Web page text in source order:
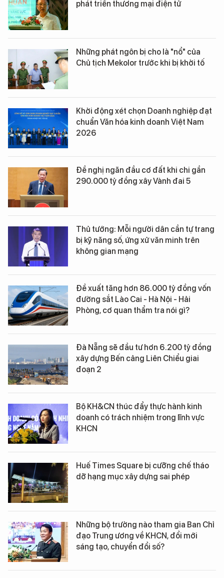
phát triển thương mại điện tử
Những phát ngôn bị cho là "nổ" của
Chủ tịch Mekolor trước khi bị khởi tố
Khởi động xét chọn Doanh nghiệp đạt
chuẩn Văn hóa kinh doanh Việt Nam
2026
Đề nghị ngăn đầu cơ đất khi chi gần
290.000 tỷ đồng xây Vành đai 5
Thủ tướng: Mỗi người dân cần tự trang
bị kỹ năng số, ứng xử văn minh trên
không gian mạng
Đề xuất tăng hơn 86.000 tỷ đồng vốn
đường sắt Lào Cai - Hà Nội - Hải
Phòng, cơ quan thẩm tra nói gì?
Đà Nẵng sẽ đầu tư hơn 6.200 tỷ đồng
xây dựng Bến cảng Liên Chiểu giai
đoạn 2
Bộ KH&CN thúc đẩy thực hành kinh
doanh có trách nhiệm trong lĩnh vực
KHCN
Huế Times Square bị cưỡng chế tháo
dỡ hạng mục xây dựng sai phép
Những bộ trưởng nào tham gia Ban Chỉ
đạo Trung ương về KHCN, đổi mới
sáng tạo, chuyển đổi số?